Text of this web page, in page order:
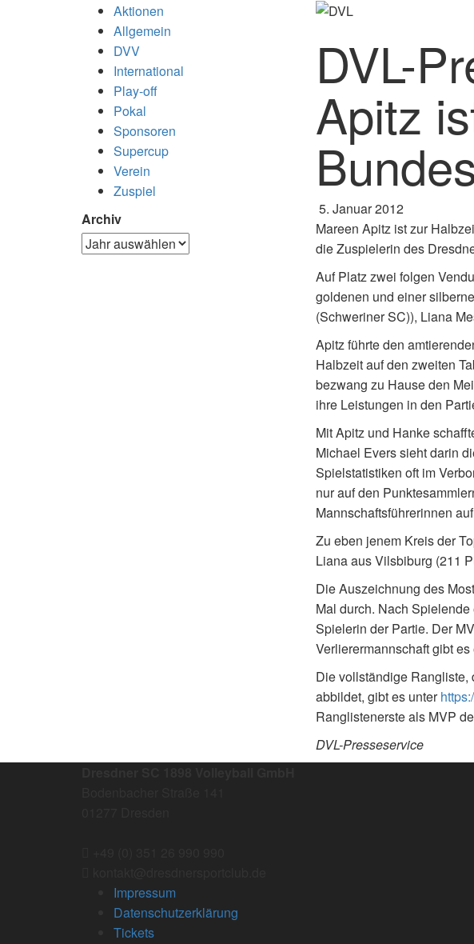
DVL-
Apitz
5. Januar 2012
Mareen Apitz ist zur
die Zuspielerin des
Auf Platz zwei folgen
goldenen und einer
(Schweriner SC)), Liana
Apitz führte den
Halbzeit auf den zweiten
bezwang zu Hause den
ihre Leistungen in den
Mit Apitz und Hanke
Michael Evers sieht darin
Spielstatistiken oft im
nur auf den
Mannschaftsführerinnen
Zu eben jenem Kreis der
Liana aus Vilsbiburg (211
Die Auszeichnung des
Mal durch. Nach
Spielerin der Partie. Der
Verlierermannschaft gibt
Die vollständige
abbildet, gibt es unter
Ranglistenerste als MVP
DVL-Presseservice
Aktionen
Allgemein
DVV
International
Play-off
Pokal
Sponsoren
Supercup
Verein
Zuspiel
Archiv
Impressum
Datenschutzerklärung
Tickets